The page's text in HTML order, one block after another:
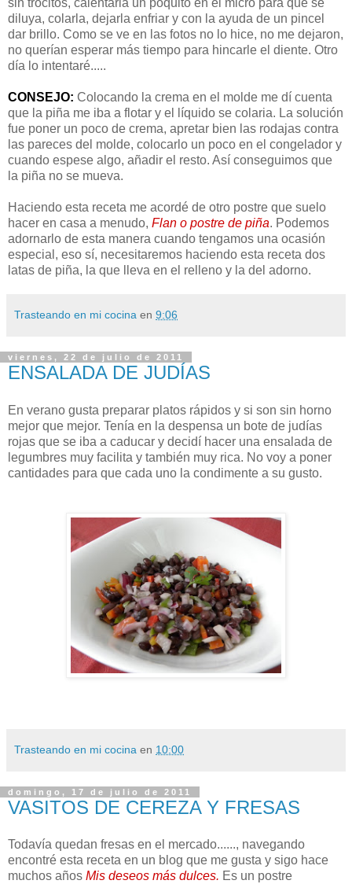
sin trocitos, calentarla un poquito en el micro para que se
diluya, colarla, dejarla enfriar y con la ayuda de un pincel
dar brillo. Como se ve en las fotos no lo hice, no me dejaron,
no querían esperar más tiempo para hincarle el diente. Otro
día lo intentaré.....
CONSEJO: Colocando la crema en el molde me dí cuenta
que la piña me iba a flotar y el líquido se colaria. La solución
fue poner un poco de crema, apretar bien las rodajas contra
las pareces del molde, colocarlo un poco en el congelador y
cuando espese algo, añadir el resto. Así conseguimos que
la piña no se mueva.
Haciendo esta receta me acordé de otro postre que suelo
hacer en casa a menudo, Flan o postre de piña. Podemos
adornarlo de esta manera cuando tengamos una ocasión
especial, eso sí, necesitaremos haciendo esta receta dos
latas de piña, la que lleva en el relleno y la del adorno.
Trasteando en mi cocina en 9:06
viernes, 22 de julio de 2011
ENSALADA DE JUDÍAS
En verano gusta preparar platos rápidos y si son sin horno
mejor que mejor. Tenía en la despensa un bote de judías
rojas que se iba a caducar y decidí hacer una ensalada de
legumbres muy facilita y también muy rica. No voy a poner
cantidades para que cada uno la condimente a su gusto.
Trasteando en mi cocina en 10:00
domingo, 17 de julio de 2011
VASITOS DE CEREZA Y FRESAS
Todavía quedan fresas en el mercado......, navegando
encontré esta receta en un blog que me gusta y sigo hace
muchos años Mis deseos más dulces. Es un postre